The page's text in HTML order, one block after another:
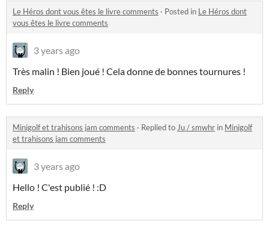
Le Héros dont vous êtes le livre comments · Posted in Le Héros dont
vous êtes le livre comments
3 years ago
Très malin ! Bien joué ! Cela donne de bonnes tournures !
Reply
Minigolf et trahisons jam comments · Replied toJu / smwhr in Minigolf
et trahisons jam comments
3 years ago
Hello ! C'est publié ! :D
Reply